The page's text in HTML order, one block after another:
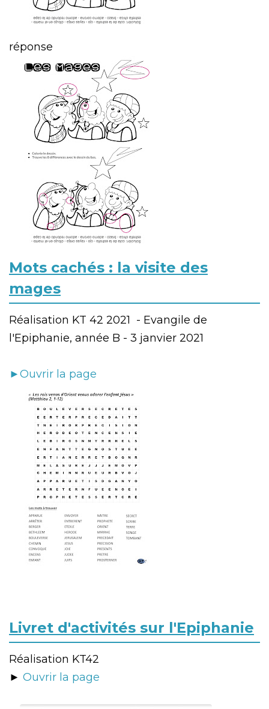
réponse
Mots cachés : la visite des
mages
Réalisation KT 42 2021 - Evangile de
l'Epiphanie, année B - 3 janvier 2021
►Ouvrir la page
Livret d'activités sur l'Epiphanie
Réalisation KT42
► Ouvrir la page